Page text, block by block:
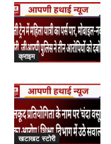
क्राइम
खटाखट स्टोरी